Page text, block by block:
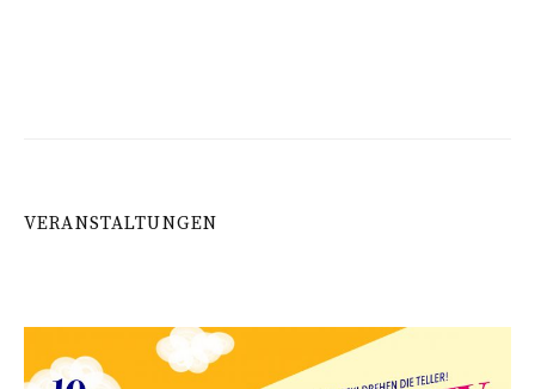
VERANSTALTUNGEN